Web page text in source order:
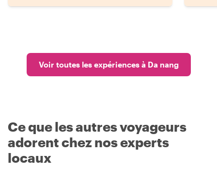
Voir toutes les expériences à Da nang
Ce que les autres voyageurs
adorent chez nos experts
locaux